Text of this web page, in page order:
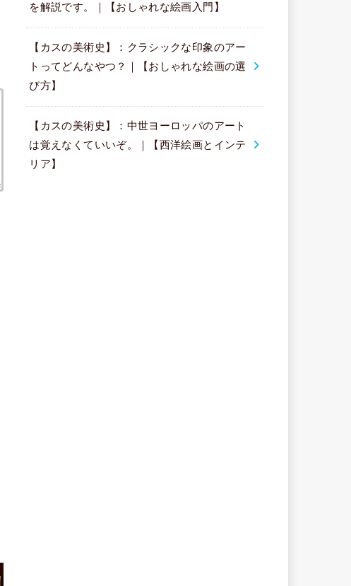
を解説です。｜【おしゃれな絵画入門】
【カスの美術史】：クラシックな印象のアー
トってどんなやつ？｜【おしゃれな絵画の選
び方】
【カスの美術史】：中世ヨーロッパのアート
は覚えなくていいぞ。｜【西洋絵画とインテ
リア】